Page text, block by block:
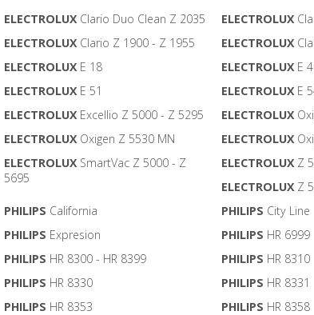
ELECTROLUXClario Duo Clean Z 2035 ELECTROLUX
ELECTROLUXClario Z 1900 - Z 1955 ELECTROLUX
ELECTROLUXE 18 ELECTROLUXE
ELECTROLUXE 51 ELECTROLUXE
ELECTROLUXExcellio Z 5000 - Z 5295 ELECTROLUX
ELECTROLUXOxigen Z 5530 MN ELECTROLUX
ELECTROLUXSmartVac Z 5000 - Z
5695
ELECTROLUXZ
ELECTROLUXZ
PHILIPS California PHILIPS City Line
PHILIPS Expresion PHILIPS HR 6999
PHILIPS HR 8300 - HR 8399 PHILIPS HR 8310
PHILIPS HR 8330 PHILIPS HR 8331
PHILIPS HR 8353 PHILIPS HR 8358